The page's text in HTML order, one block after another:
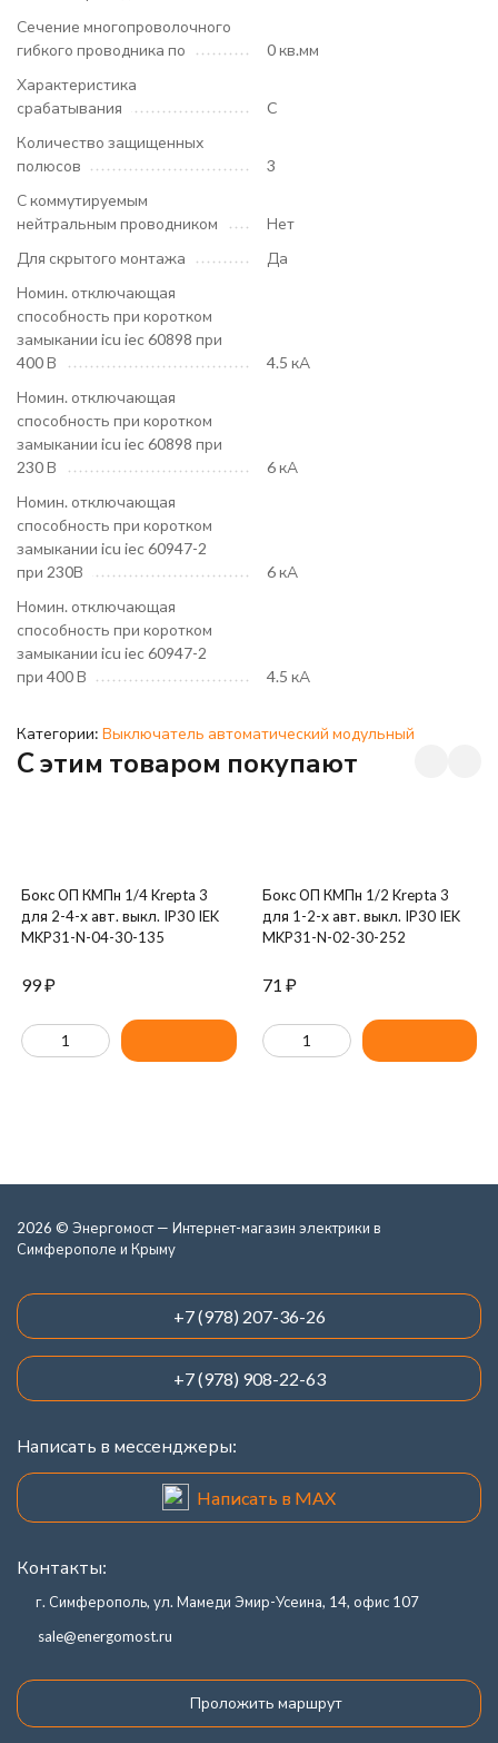
Сечение многопроволочного
гибкого проводника по
0 кв.мм
Характеристика
срабатывания
C
Количество защищенных
полюсов
3
С коммутируемым
нейтральным проводником
Нет
Для скрытого монтажа
Да
Номин. отключающая
способность при коротком
замыкании icu iec 60898 при
400 В
4.5 кА
Номин. отключающая
способность при коротком
замыкании icu iec 60898 при
230 В
6 кА
Номин. отключающая
способность при коротком
замыкании icu iec 60947-2
при 230В
6 кА
Номин. отключающая
способность при коротком
замыкании icu iec 60947-2
при 400 В
4.5 кА
Категории: Выключатель автоматический модульный
C этим товаром покупают
Бокс ОП КМПн 1/4 Krepta 3
для 2-4-х авт. выкл. IP30 IEK
MKP31-N-04-30-135
99₽
Бокс ОП КМПн 1/2 Krepta 3
для 1-2-х авт. выкл. IP30 IEK
MKP31-N-02-30-252
71 ₽
2026 © Энергомост — Интернет-магазин электрики в
Симферополе и Крыму
+7 (978) 207-36-26
+7 (978) 908-22-63
Написать в мессенджеры:
Написать в MAX
Контакты:
г. Симферополь, ул. Мамеди Эмир-Усеина, 14, офис 107
sale@energomost.ru
Проложить маршрут